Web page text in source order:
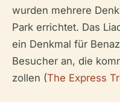
wurden mehrere
Park errichtet. Das
ein Denkmal für
Besucher an, die
zollen (The Express